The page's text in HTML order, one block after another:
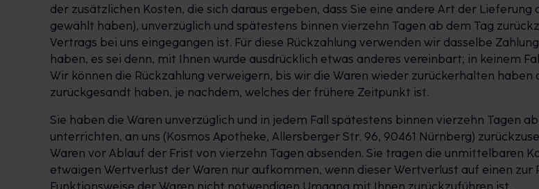
der zusätzlichen Kosten, die sich daraus ergeben, dass Sie eine andere Art der
gewählt haben), unverzüglich und spätestens binnen vierzehn Tagen ab dem Tag
Vertrags bei uns eingegangen ist. Für diese Rückzahlung verwenden wir dasselbe
haben, es sei denn, mit Ihnen wurde ausdrücklich etwas anderes vereinbart; in keinem
Wir können die Rückzahlung verweigern, bis wir die Waren wieder zurückerhalten
zurückgesandt haben, je nachdem, welches der frühere Zeitpunkt ist.
Sie haben die Waren unverzüglich und in jedem Fall spätestens binnen vierzehn Tagen
unterrichten, an uns (Kosmos Apotheke, Allersberger Str. 96, 90461 Nürnberg)
Waren vor Ablauf der Frist von vierzehn Tagen absenden. Sie tragen die unmittelbaren
etwaigen Wertverlust der Waren nur aufkommen, wenn dieser Wertverlust auf einen